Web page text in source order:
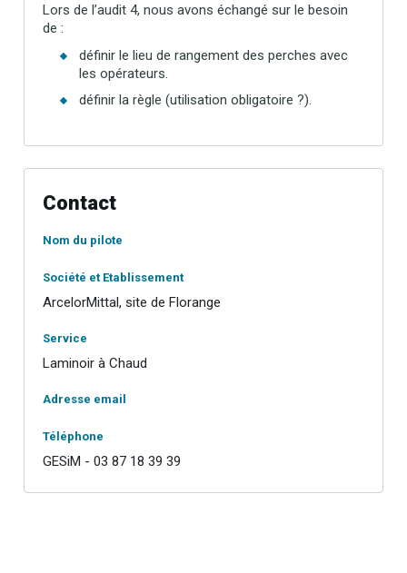
Lors de l’audit 4, nous avons échangé sur le besoin
de :
définir le lieu de rangement des perches avec
les opérateurs.
définir la règle (utilisation obligatoire ?).
Contact
Nom du pilote
Société et Etablissement
ArcelorMittal, site de Florange
Service
Laminoir à Chaud
Adresse email
Téléphone
GESiM - 03 87 18 39 39